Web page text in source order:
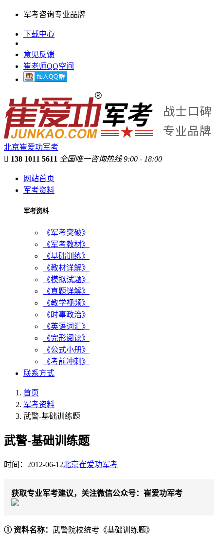
军考咨询专业品牌
下载中心
意见反馈
崔老师QQ空间
北京崔爱功军考
 138 1011 5611 全国唯一咨询热线 9:00 - 18:00
网站首页
军考资料
军考资料
《军考突破》
《军考教材》
《基础训练》
《教材详解》
《模拟试题》
《真题详解》
《教学视频》
《时事政治》
《英语词汇》
《完形阅读》
《公式小册》
《考前冲刺》
联系方式
首页
军考资料
武警-基础训练题
武警-基础训练题
时间：2012-06-12北京崔爱功军考
获取专业军考建议，关注微信公众号：崔爱功军考
① 资料名称： 武警院校统考《基础训练题》